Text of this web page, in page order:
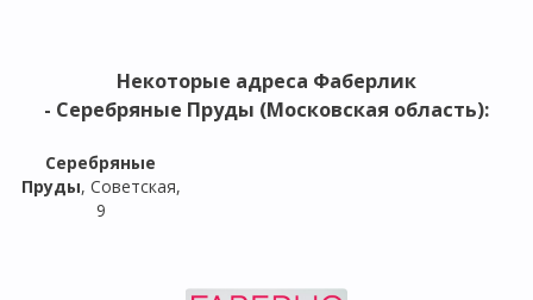
Некоторые адреса Фаберлик
- Серебряные Пруды (Московская область):
Серебряные
Пруды, Советская,
9